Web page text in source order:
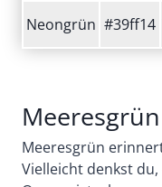
Neongrün #39ff14
Meeresgrün
Meeresgrün
Vielleicht denkst du,